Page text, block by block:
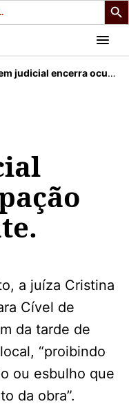
encerra ocupação de Belo Monte.
a juíza Cristina
Cível de
da tarde de
“proibindo
ou esbulho que
da obra”.